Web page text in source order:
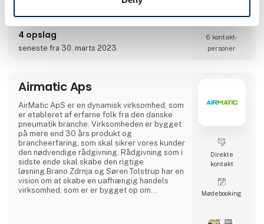
vigtige data i realtid, så du kan imødekomme
de stadigt stigende krav fra transportkunder,
global e-handel og miljøregler.
4 opslag
seneste fra 30. marts 2023
6 kontakt­
personer
Airmatic Aps
AirMatic ApS er en dynamisk virksomhed, som
er etableret af erfarne folk fra den danske
pneumatik branche. Virksomheden er bygget
på mere end 30 års produkt og
brancheerfaring, som skal sikrer vores kunder
den nødvendige rådgivning. Rådgivning som i
sidste ende skal skabe den rigtige
løsning.Brano Zdrnja og Søren Tolstrup har en
vision om at skabe en uafhængig handels
virksomhed, som er er bygget op om
Direkte
kontakt
Møde­booking